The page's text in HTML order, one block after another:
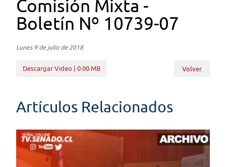
Comisión Mixta -
Boletín Nº 10739-07
Lunes 9 de julio de 2018
Descargar Video | 0.00 MB Volver
Artículos Relacionados